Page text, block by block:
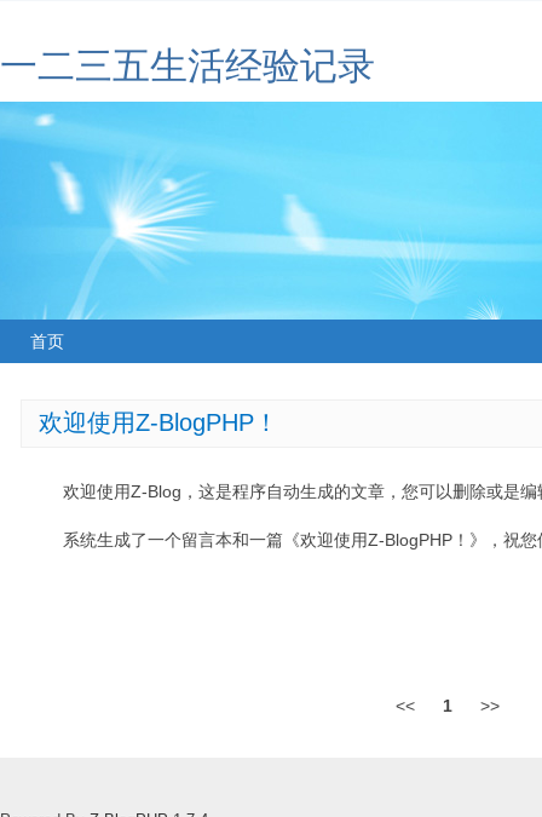
一二三五生活经验记录
首页
欢迎使用Z-BlogPHP！
欢迎使用Z-Blog，这是程序自动生成的文章，您可以删除或是编
系统生成了一个留言本和一篇《欢迎使用Z-BlogPHP！》，祝
<< 1 >>